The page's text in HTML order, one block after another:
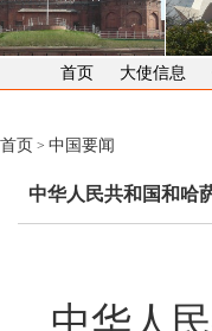
首页 大使信息
首页 > 中国要闻
中华人民共和国和哈
中华人